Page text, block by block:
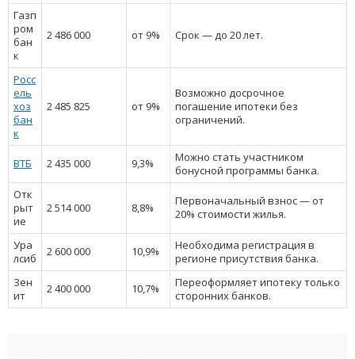
Газп
ром
бан
к
2 486 000 от 9% Срок — до 20 лет.
Росс
ель
хоз
бан
к
2 485 825 от 9%
Возможно досрочное
погашение ипотеки без
ограничений.
ВТБ 2 435 000 9,3%
Можно стать участником
бонусной программы банка.
Отк
рыт
ие
2 514 000 8,8%
Первоначальный взнос — от
20% стоимости жилья.
Ура
лсиб
2 600 000 10,9%
Необходима регистрация в
регионе присутствия банка.
Зен
ит
2 400 000 10,7%
Переоформляет ипотеку только
сторонних банков.